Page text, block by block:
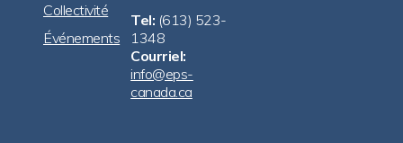
Collectivité
Événements
Tel: (613) 523-
1348
Courriel:
info@eps-
canada.ca